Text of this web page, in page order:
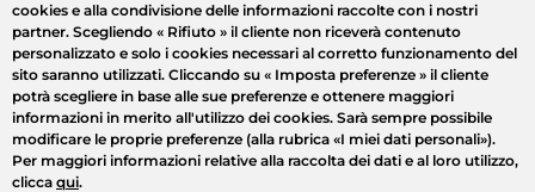
cookies e alla condivisione delle informazioni raccolte con i nostri
partner. Scegliendo « Rifiuto » il cliente non riceverà contenuto
personalizzato e solo i cookies necessari al corretto funzionamento del
sito saranno utilizzati. Cliccando su « Imposta preferenze » il cliente
potrà scegliere in base alle sue preferenze e ottenere maggiori
informazioni in merito all'utilizzo dei cookies. Sarà sempre possibile
modificare le proprie preferenze (alla rubrica «I miei dati personali»).
Per maggiori informazioni relative alla raccolta dei dati e al loro utilizzo,
clicca qui.